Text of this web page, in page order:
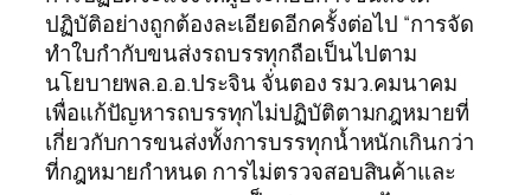
ปฏิบัติอย่างถูกต้องละเอียดอีกครั้งต่อไป “การจัด
ทำใบกำกับขนส่งรถบรรทุกถือเป็นไปตาม
นโยบายพล.อ.อ.ประจิน จั่นตอง รมว.คมนาคม
เพื่อแก้ปัญหารถบรรทุกไม่ปฏิบัติตามกฎหมายที่
เกี่ยวกับการขนส่งทั้งการบรรทุกน้ำหนักเกินกว่า
ที่กฎหมายกำหนด การไม่ตรวจสอบสินค้าและ